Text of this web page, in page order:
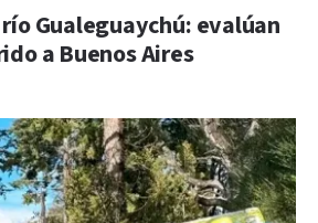
Gualeguaychú: evalúan
a Buenos Aires